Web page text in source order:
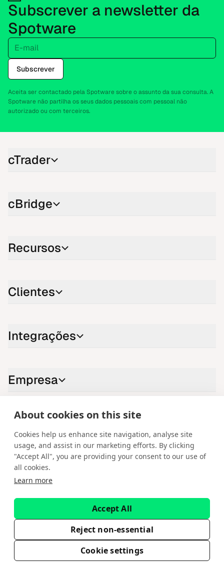
About cookies on this site
Cookies help us enhance site navigation, analyse site
usage, and assist in our marketing efforts. By clicking
"Accept All", you are providing your consent to our use of
all cookies.
Learn more
Accept All
Reject non-essential
Cookie settings
Subscrever a newsletter da
Spotware
E-mail
Subscrever
Aceita ser contactado pela Spotware sobre o assunto da sua consulta. A
Spotware não partilha os seus dados pessoais com pessoal não
autorizado ou com terceiros.
cTrader
cBridge
Recursos
Clientes
Integrações
Empresa
LinkedIn
YouTube
X Instagram
Facebook
Portuguese
Copyright © 2026 Spotware Systems Ltd. cTrader®, Open Trading
reservados. A Spotware Systems Ltd fornece plataforma como serviço
(PaaS) e desenvolvimento de software. As informações contidas neste
website destinam-se apenas a fins informativos gerais e não constituem
aconselhamento financeiro ou de investimento. A Spotware não solicita
investidores de retalho. A confiança nestas informações é da sua inteira
Política de PrivacidadeTermos do Serviço